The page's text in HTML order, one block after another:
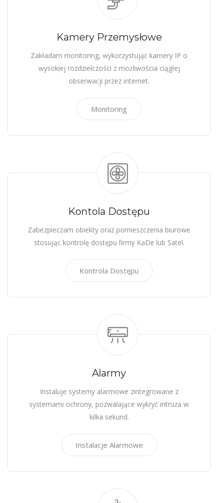
Kamery Przemysłowe
Zakładam monitoring, wykorzystując kamery IP o
wysokiej rozdzielczości z możliwościa ciągłej
obserwacji przez internet.
Monitoring
Kontola Dostępu
Zabezpieczam obiekty oraz pomieszczenia biurowe
stosując kontrolę dostępu firmy KaDe lub Satel.
Kontrola Dostępu
Alarmy
Instaluje systemy alarmowe zintegrowane z
systemami ochrony, pozwalające wykryć intruza w
kilka sekund.
Instalacje Alarmowe